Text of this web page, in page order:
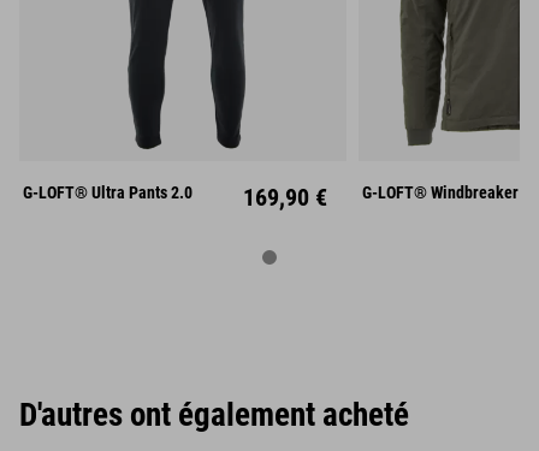
XL XXL
G-LOFT® Ultra Pants 2.0 169,90 € XL
G-LOFT® Windbreaker
D'autres ont également acheté